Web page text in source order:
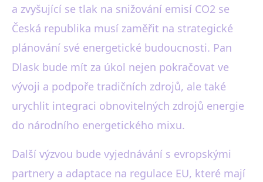
a zvyšující se tlak na snižování emisí CO2 se
Česká republika musí zaměřit na strategické
plánování své energetické budoucnosti. Pan
Dlask bude mít za úkol nejen pokračovat ve
vývoji a podpoře tradičních zdrojů, ale také
urychlit integraci obnovitelných zdrojů energie
do národního energetického mixu.
Další výzvou bude vyjednávání s evropskými
partnery a adaptace na regulace EU, které mají